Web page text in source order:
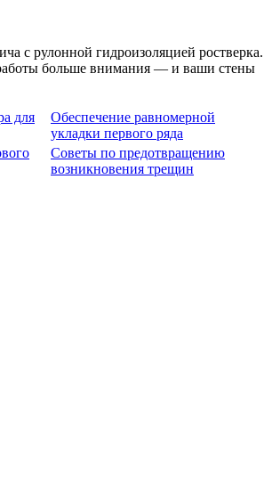
с рулонной гидроизоляцией ростверка.
больше внимания — и ваши стены
для
Обеспечение равномерной
укладки первого ряда
Советы по предотвращению
возникновения трещин